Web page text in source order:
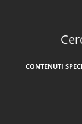
CONTENUTI